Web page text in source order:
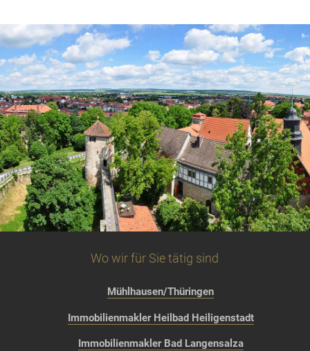
Wo wir für Sie tätig sind
Mühlhausen/Thüringen
Immobilienmakler Heilbad Heiligenstadt
Immobilienmakler Bad Langensalza